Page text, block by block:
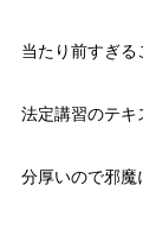
当たり前すぎる
法定講習のテキ
分厚いので邪魔